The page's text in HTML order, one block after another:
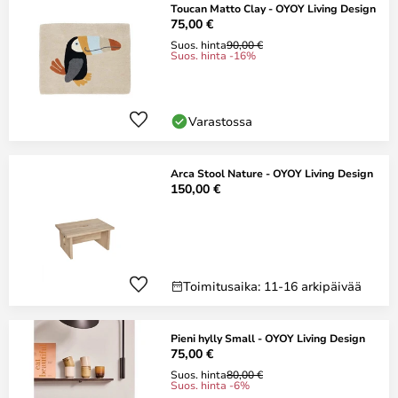
Toucan Matto Clay - OYOY Living Design
75,00 €
Suos. hinta90,00 €
Suos. hinta -16%
Varastossa
Arca Stool Nature - OYOY Living Design
150,00 €
Toimitusaika: 11-16 arkipäivää
Pieni hylly Small - OYOY Living Design
75,00 €
Suos. hinta80,00 €
Suos. hinta -6%